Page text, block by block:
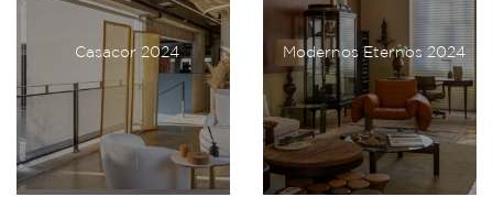
Casacor 2024 Modernos Eternos 2024